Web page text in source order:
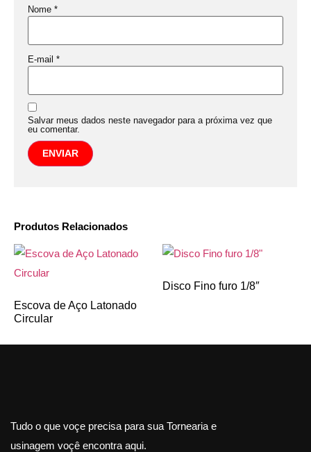
Produtos Relacionados
Escova de Aço Latonado
Circular
Disco Fino furo 1/8″
Nome *
E-mail *
Salvar meus dados neste navegador para a próxima vez que
eu comentar.
Tudo o que voçe precisa para sua Tornearia e
usinagem voçê encontra aqui.